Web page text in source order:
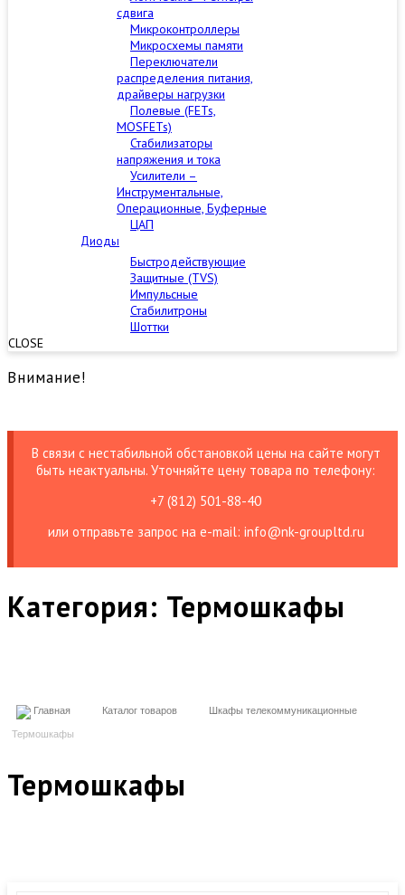
сдвига
Микроконтроллеры
Микросхемы памяти
Переключатели
распределения питания,
драйверы нагрузки
Полевые (FETs,
MOSFETs)
Стабилизаторы
напряжения и тока
Усилители –
Инструментальные,
Операционные, Буферные
ЦАП
Диоды
Быстродействующие
Защитные (TVS)
Импульсные
Стабилитроны
Шоттки
CLOSE
Внимание!
В связи с нестабильной обстановкой цены на сайте могут
быть неактуальны. Уточняйте цену товара по телефону:
+7 (812) 501-88-40
или отправьте запрос на е-mail: info@nk-groupltd.ru
Категория: Термошкафы
Главная Каталог товаров Шкафы телекоммуникационные
Термошкафы
Термошкафы